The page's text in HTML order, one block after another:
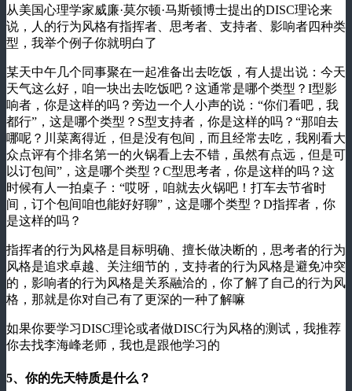
从美国心理学家威廉·莫尔顿·马斯顿博士提出的DISC理论来
说，人的行为风格有指挥者、思考者、支持者、影响者四种类
型，我举个例子你就明白了
某天中午几个同事聚在一起准备出去吃饭，有人提出说：今天
天气这么好，咱一块出去吃饭吧？这通常是哪个类型？I型影
响者，你是这样的吗？旁边一个人小声的说：“你们看吧，我
都行”，这是哪个类型？S型支持者，你是这样的吗？“那咱去
哪呢？川菜离得近，但是没有包间，而且经常去吃，我刚看大
众点评有个排名第一的火锅看上去不错，虽然有点远，但是可
以订包间”，这是哪个类型？C型思考者，你是这样的吗？这
时候有人一拍桌子：“哎呀，咱就去火锅吧！打车去节省时
间，订个包间咱也能好好聊”，这是哪个类型？D指挥者，你
是这样的吗？
指挥者的行为风格是目标明确、擅长做决断的，思考者的行为
风格是追求卓越、关注细节的，支持者的行为风格是避免冲突
的，影响者的行为风格是关系融洽的，你了解了自己的行为风
格，那就是你对自己有了更深的一种了解嘛
如果你要学习DISC理论或者做DISC行为风格的测试，我推荐
你去找李海峰老师，我也是跟他学习的
5、你的先天特质是什么？